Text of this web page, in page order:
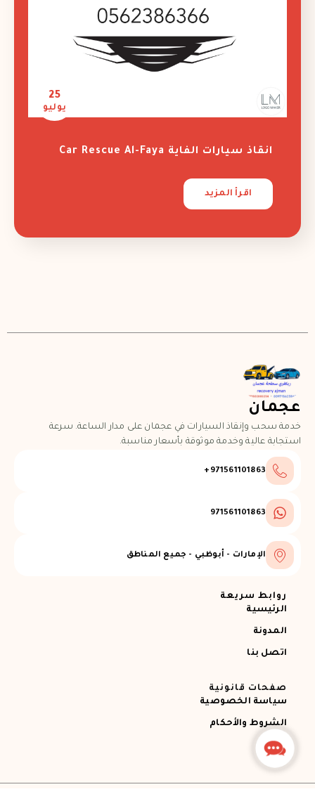
25
يوليو
انقاذ سيارات الفاية Car Rescue Al-Faya
اقرأ المزيد
عجمان
خدمة سحب وإنقاذ السيارات في عجمان على مدار الساعة. سرعة
استجابة عالية وخدمة موثوقة بأسعار مناسبة.
971561101863+
971561101863
الإمارات - أبوظبي - جميع المناطق
روابط سريعة
الرئيسية
المدونة
اتصل بنا
صفحات قانونية
سياسة الخصوصية
الشروط والأحكام
Contact
Us